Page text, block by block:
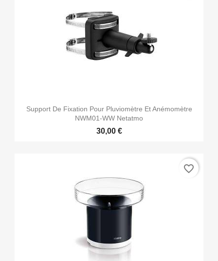
Support De Fixation Pour Pluviomètre Et Anémomètre
NWM01-WW Netatmo
30,00 €
favorite_border